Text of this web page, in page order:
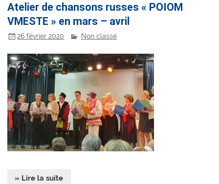
Atelier de chansons russes « POIOM
VMESTE » en mars – avril
26 février 2020 Non classé
» Lire la suite